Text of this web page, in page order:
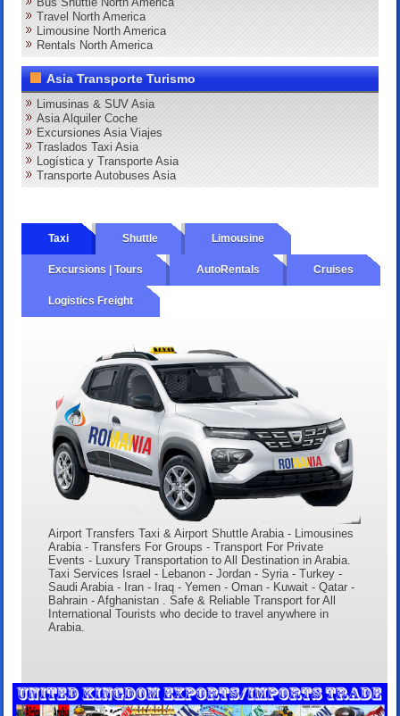
Travel North America
Limousine North America
Rentals North America
Asia Transporte Turismo
Limusinas & SUV Asia
Asia Alquiler Coche
Excursiones Asia Viajes
Traslados Taxi Asia
Logística y Transporte Asia
Transporte Autobuses Asia
Taxi Shuttle Limousine
Excursions | Tours AutoRentals Cruises
Logistics Freight
Airport Transfers Taxi & Airport Shuttle Arabia - Limousines
Arabia - Transfers For Groups - Transport For Private
Events - Luxury Transportation to All Destination in Arabia.
Taxi Services Israel - Lebanon - Jordan - Syria - Turkey -
Saudi Arabia - Iran - Iraq - Yemen - Oman - Kuwait - Qatar -
Bahrain - Afghanistan . Safe & Reliable Transport for All
International Tourists who decide to travel anywhere in
Arabia.